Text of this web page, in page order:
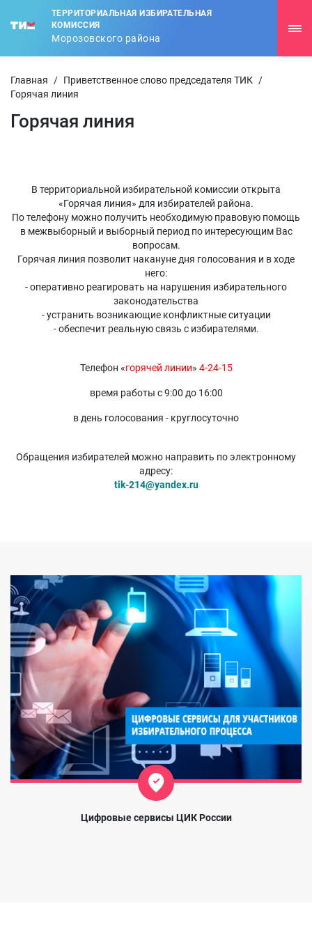
ТЕРРИТОРИАЛЬНАЯ ИЗБИРАТЕЛЬНАЯ
КОМИССИЯ
Морозовского района
Главная / Приветственное слово председателя ТИК /
Горячая линия
Горячая линия
В территориальной избирательной комиссии открыта
«Горячая линия» для избирателей района.
По телефону можно получить необходимую правовую помощь
в межвыборный и выборный период по интересующим Вас
вопросам.
Горячая линия позволит накануне дня голосования и в ходе
него:
- оперативно реагировать на нарушения избирательного
законодательства
- устранить возникающие конфликтные ситуации
- обеспечит реальную связь с избирателями.
Телефон «горячей линии» 4-24-15
время работы с 9:00 до 16:00
в день голосования - круглосуточно
Обращения избирателей можно направить по электронному
адресу:
tik-214@yandex.ru
Цифровые сервисы ЦИК России